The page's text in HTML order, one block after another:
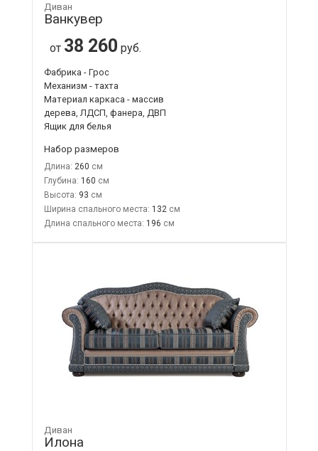
Диван
Ванкувер
от 38 260 руб.
Фабрика - Грос
Механизм - тахта
Материал каркаса - массив
дерева, ЛДСП, фанера, ДВП
Ящик для белья
Набор размеров
Длина: 260
Глубина: 160
Высота: 93
Ширина спального места: 132
Длина спального места: 196
Диван
Илона